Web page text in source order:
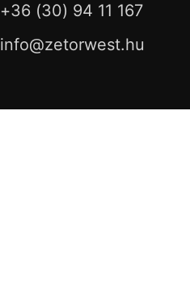
+36 (30) 94 11 167
info@zetorwest.hu